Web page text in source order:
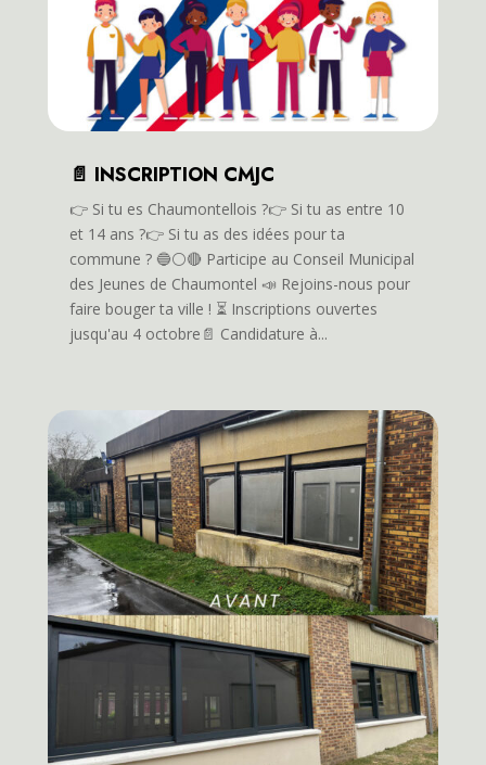
📄 INSCRIPTION CMJC
👉️ Si tu es Chaumontellois ?👉️ Si tu as entre 10
et 14 ans ?👉️ Si tu as des idées pour ta
commune ? 🔵⚪️🔴 Participe au Conseil Municipal
des Jeunes de Chaumontel 📣 Rejoins-nous pour
faire bouger ta ville ! ⏳️ Inscriptions ouvertes
jusqu'au 4 octobre📄 Candidature à...